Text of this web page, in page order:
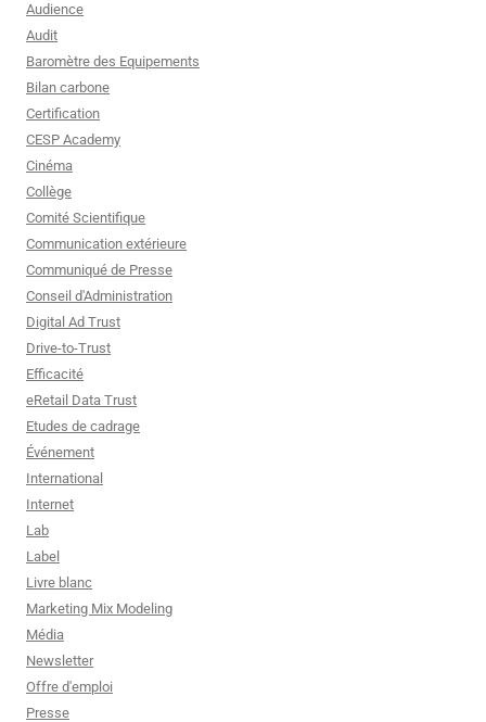
Audience
Audit
Baromètre des Equipements
Bilan carbone
Certification
CESP Academy
Cinéma
Collège
Comité Scientifique
Communication extérieure
Communiqué de Presse
Conseil d'Administration
Digital Ad Trust
Drive-to-Trust
Efficacité
eRetail Data Trust
Etudes de cadrage
Événement
International
Internet
Lab
Label
Livre blanc
Marketing Mix Modeling
Média
Newsletter
Offre d'emploi
Presse